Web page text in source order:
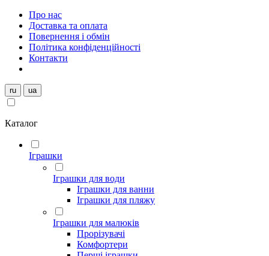
Про нас
Доставка та оплата
Повернення і обмін
Політика конфіденційності
Контакти
ru ua
Каталог
Іграшки
Іграшки для води
Іграшки для ванни
Іграшки для пляжу
Іграшки для малюків
Прорізувачі
Комфортери